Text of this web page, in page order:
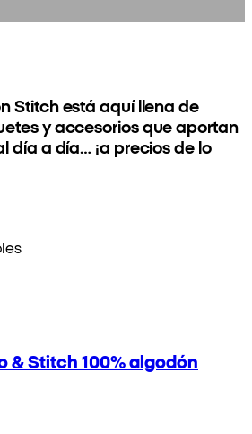
Stitch está aquí llena de
y accesorios que aportan
día a día… ¡a precios de lo
& Stitch 100% algodón